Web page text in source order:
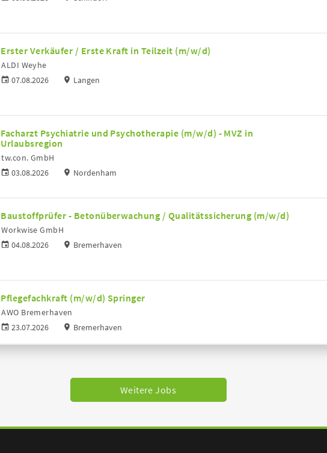
Erster Verkäufer / Erste Kraft in Teilzeit (m/w/d)
07.08.2026
ALDI Weyhe
Langen
Facharzt Psychiatrie und Psychotherapie (m/w/d) - MVZ in
Urlaubsregion
03.08.2026
tw.con. GmbH
Nordenham
Baustoffprüfer - Betonüberwachung / Qualitätssicherung (m/w/d)
04.08.2026
Workwise GmbH
Bremerhaven
Pflegefachkraft (m/w/d) Springer
23.07.2026
AWO Bremerhaven
Bremerhaven
Weitere Jobs